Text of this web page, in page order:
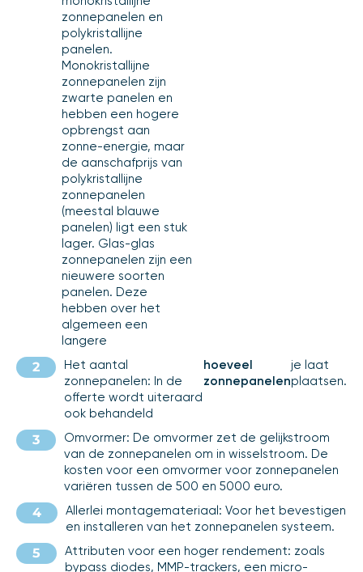
zonnepanelen en
polykristallijne
panelen.
Monokristallijne
zonnepanelen zijn
zwarte panelen en
hebben een hogere
opbrengst aan
zonne-energie, maar
de aanschafprijs van
polykristallijne
zonnepanelen
(meestal blauwe
panelen) ligt een stuk
lager. Glas-glas
zonnepanelen zijn een
nieuwere soorten
panelen. Deze
hebben over het
algemeen een
langere
Het aantal
zonnepanelen: In de
offerte wordt uiteraard
ook behandeld
hoeveel
zonnepanelen
je laat
plaatsen.
Omvormer: De omvormer zet de gelijkstroom
van de zonnepanelen om in wisselstroom. De
kosten voor een omvormer voor zonnepanelen
variëren tussen de 500 en 5000 euro.
Allerlei montagemateriaal: Voor het bevestigen
en installeren van het zonnepanelen systeem.
Attributen voor een hoger rendement: zoals
bypass diodes, MMP-trackers, een micro-